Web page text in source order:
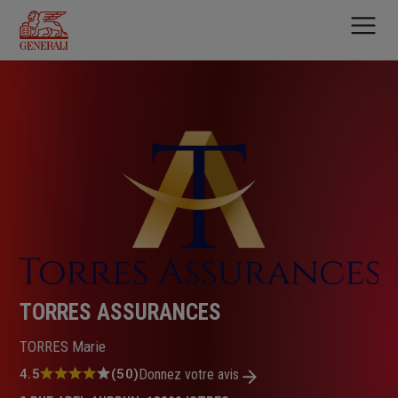
contenu
principal
TORRES ASSURANCES
TORRES Marie
Note
4.5 (50)Donnez votre avis